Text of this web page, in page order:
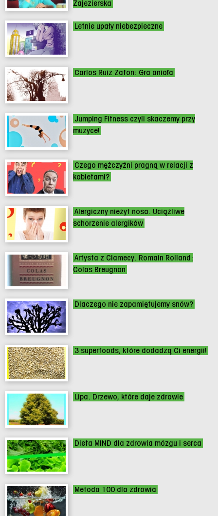
Zajezierska
Letnie upały niebezpieczne
Carlos Ruiz Zafon: Gra anioła
Jumping Fitness czyli skaczemy przy
muzyce!
Czego mężczyźni pragną w relacji z
kobietami?
Alergiczny nieżyt nosa. Uciążliwe
schorzenie alergików
Artysta z Clamecy. Romain Rolland:
Colas Breugnon
Dlaczego nie zapamiętujemy snów?
3 superfoods, które dodadzą Ci energii!
Lipa. Drzewo, które daje zdrowie
Dieta MIND dla zdrowia mózgu i serca
Metoda 100 dla zdrowia